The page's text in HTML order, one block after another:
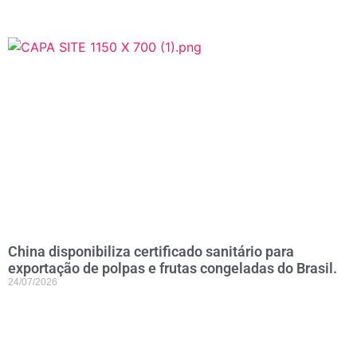
China disponibiliza certificado sanitário para
exportação de polpas e frutas congeladas do Brasil.
24/07/2026